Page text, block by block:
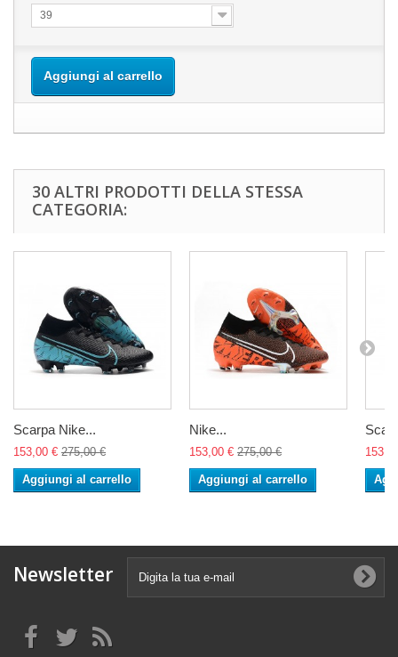
39
Aggiungi al carrello
30 ALTRI PRODOTTI DELLA STESSA
CATEGORIA:
Scarpa Nike...
153,00 € 275,00 €
Aggiungi al carrello
Nike...
153,00 € 275,00 €
Aggiungi al carrello
Newsletter